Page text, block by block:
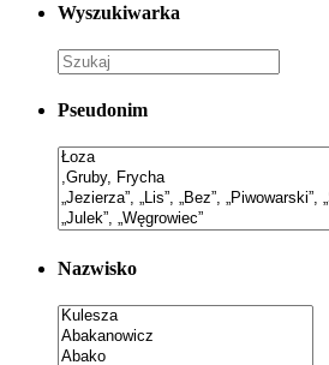
Wyszukiwarka
Pseudonim
Nazwisko